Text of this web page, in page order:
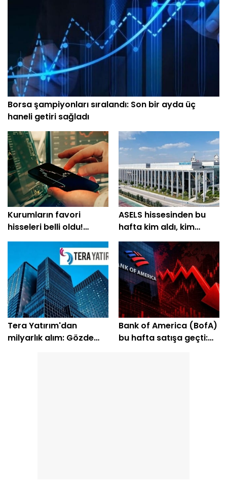
Borsa şampiyonları sıralandı: Son bir ayda üç
haneli getiri sağladı
Kurumların favori
hisseleri belli oldu!
Yüzde 200'e yakın getiri
ASELS hissesinden bu
hafta kim aldı, kim
sattı?
Tera Yatırım'dan
milyarlık alım: Gözde
Bank of America (BofA)
bu hafta satışa geçti: